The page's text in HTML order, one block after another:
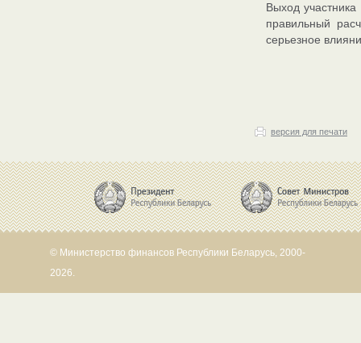
Выход
правильный
серьезное
версия для печати
© Министерство финансов Республики Беларусь, 2000-
2026.